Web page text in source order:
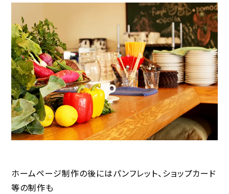
ホームページ制作の後にはパンフレット、ショップカード
等の制作も